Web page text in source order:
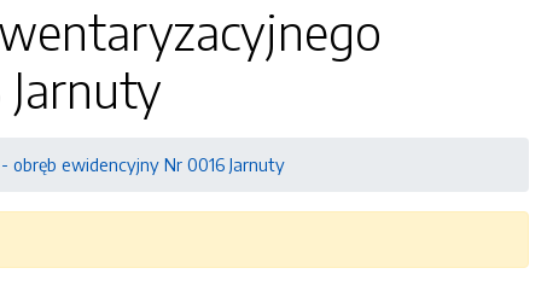
obręb ewidencyjny Nr 0016 Jarnuty